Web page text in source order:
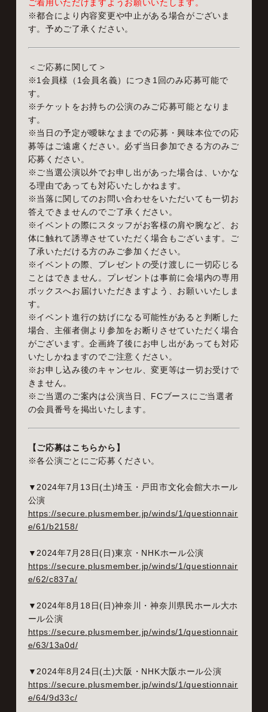
ご着用いただけますようお願いいたします。
※都合により内容変更や中止がある場合がございま
す。予めご了承ください。
＜ご応募に関して＞
※1会員様（1会員名義）につき1回のみ応募可能で
す。
※チケットをお持ちの公演のみご応募可能となりま
す。
※当日の予定が曖昧なままでの応募・興味本位での応
募等はご遠慮ください。必ず当日参加できる方のみご
応募ください。
※ご当選公演以外でお申し出があった場合は、いかな
る理由であっても対応いたしかねます。
※当落に関してのお問い合わせをいただいても一切お
答えできませんのでご了承ください。
※イベントの際にスタッフがお客様の肩や腕など、お
体に触れて誘導させていただく場合もございます。ご
了承いただける方のみご参加ください。
※イベントの際、プレゼントの受け渡しに一切応じる
ことはできません。プレゼントは事前に会場内の専用
ボックスへお届けいただきますよう、お願いいたしま
す。
※イベント進行の妨げになる可能性があると判断した
場合、主催者側より参加をお断りさせていただく場合
がございます。企画終了後にお申し出があっても対応
いたしかねますのでご注意ください。
※お申し込み後のキャンセル、変更等は一切お受けで
きません。
※ご当選のご案内は公演当日、FCブースにご当選者
の会員番号を掲出いたします。
【ご応募はこちらから】
※各公演ごとにご応募ください。
▼2024年7月13日(土)埼玉・戸田市文化会館大ホール
公演
https://secure.plusmember.jp/winds/1/questionnair
e/61/b2158/
▼2024年7月28日(日)東京・NHKホール公演
https://secure.plusmember.jp/winds/1/questionnair
e/62/c837a/
▼2024年8月18日(日)神奈川・神奈川県民ホール大ホ
ール公演
https://secure.plusmember.jp/winds/1/questionnair
e/63/13a0d/
▼2024年8月24日(土)大阪・NHK大阪ホール公演
https://secure.plusmember.jp/winds/1/questionnair
e/64/9d33c/